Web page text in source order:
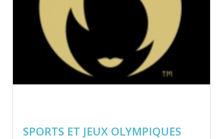
SPORTS ET JEUX OLYMPIQUES